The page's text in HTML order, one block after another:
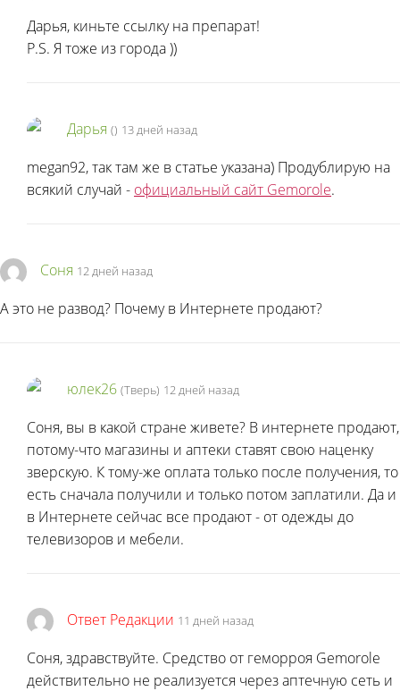
Дарья, киньте ссылку на препарат!
P.S. Я тоже из города))
Дарья () 13 дней назад
megan92, так там же в статье указана) Продублирую на
всякий случай - официальный сайт Gemorole.
Соня 12 дней назад
А это не развод? Почему в Интернете продают?
юлек26 (Тверь) 12 дней назад
Соня, вы в какой стране живете? В интернете продают,
потому-что магазины и аптеки ставят свою наценку
зверскую. К тому-же оплата только после получения, то
есть сначала получили и только потом заплатили. Да и
в Интернете сейчас все продают - от одежды до
телевизоров и мебели.
Ответ Редакции 11 дней назад
Соня, здравствуйте. Средство от геморроя Gemorole
действительно не реализуется через аптечную сеть и